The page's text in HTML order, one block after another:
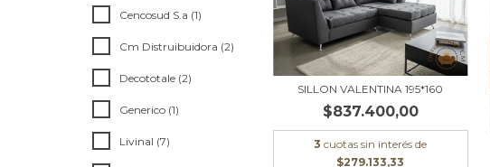
Cencosud S.a (1)
Cm Distruibuidora (2)
Decototale (2)
Generico (1)
Livinal (7)
SILLON VALENTINA 195*160
$837.400,00
3 cuotas sin interés de
$279.133,33